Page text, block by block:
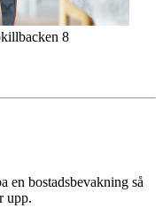
8
en bostadsbevakning så
upp.